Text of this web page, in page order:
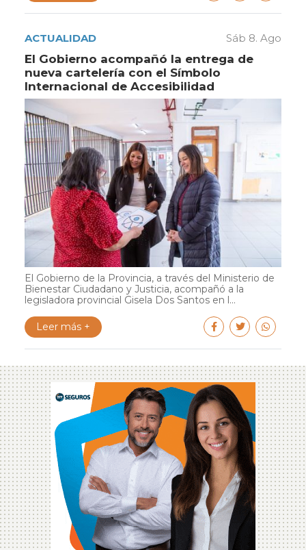
ACTUALIDAD Sáb 8. Ago
El Gobierno acompañó la entrega de
nueva cartelería con el Símbolo
Internacional de Accesibilidad
El Gobierno de la Provincia, a través del Ministerio de
Bienestar Ciudadano y Justicia, acompañó a la
legisladora provincial Gisela Dos Santos en l...
Leer más +